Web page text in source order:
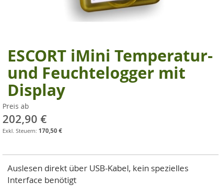
Zum
Anfang
der
Bildgalerie
springen
ESCORT iMini Temperatur-
und Feuchtelogger mit
Display
Preis ab
202,90 €
170,50 €
Auslesen direkt über USB-Kabel, kein spezielles
Interface benötigt